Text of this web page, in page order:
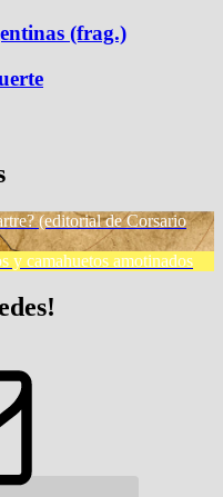
(frag.)
(editorial de Corsario
y camahuetos amotinados